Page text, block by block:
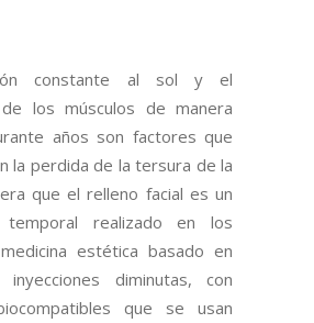
constante al sol y el
los músculos de manera
años son factores que
la perdida de la tersura de la
que el relleno facial es un
temporal realizado en los
estética basado en
diminutas, con
que se usan